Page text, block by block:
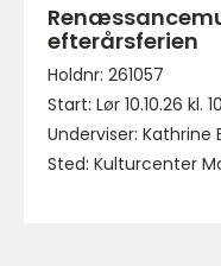
efterårsferien
Holdnr: 261057
Start: Lør 10.10.26 kl.
Underviser: Kathrine
Sted: Kulturcenter